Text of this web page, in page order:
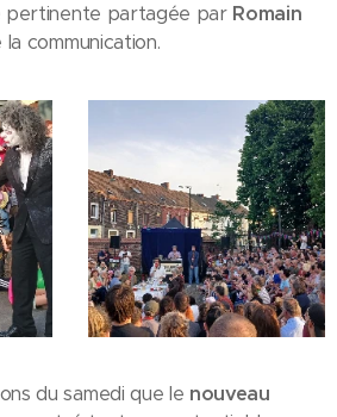
pertinente partagée par Romain
communication.
du samedi que le nouveau